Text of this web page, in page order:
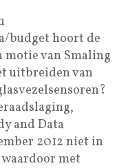
budget hoort de
motie van Smaling
uitbreiden van
and Data
2012 niet in
met